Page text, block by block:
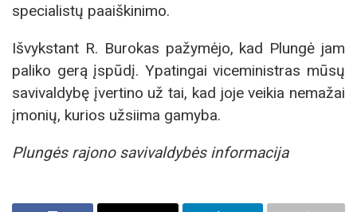
specialistų paaiškinimo.
Išvykstant R. Burokas pažymėjo, kad Plungė jam
paliko gerą įspūdį. Ypatingai viceministras mūsų
savivaldybę įvertino už tai, kad joje veikia nemažai
įmonių, kurios užsiima gamyba.
Plungės rajono savivaldybės informacija